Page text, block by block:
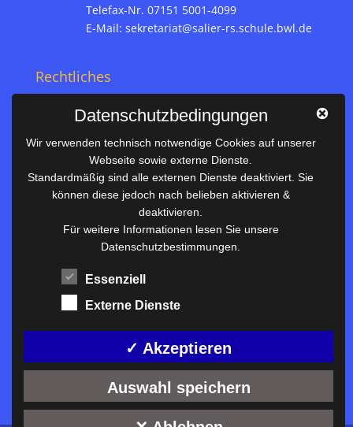
Telefax-Nr. 07151 5001-4099
E-Mail: sekretariat@salier-rs.schule.bwl.de
Rechtliches
Datenschutz
Nützliches
Vertretungsplan
Unterrichtszeiten
Downloadbereich
Terminkalender
Termine AKTUELL
Anfahrt/Kontakt
Datenschutzbedingungen
Wir verwenden technisch notwendige Cookies auf unserer
Webseite sowie externe Dienste.
Standardmäßig sind alle externen Dienste deaktiviert. Sie
können diese jedoch nach belieben aktivieren &
deaktivieren.
Für weitere Informationen lesen Sie unsere
Datenschutzbestimmungen.
Essenziell
Externe Dienste
✓ Akzeptieren
Auswahl speichern